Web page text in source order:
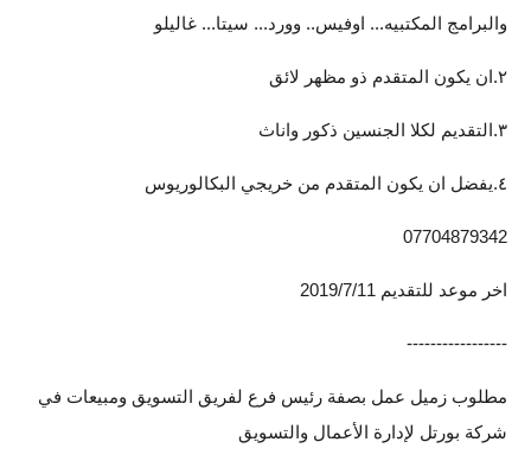
والبرامج المكتبيه... اوفيس.. وورد... سيتا... غاليلو
٢.ان يكون المتقدم ذو مظهر لائق
٣.التقديم لكلا الجنسين ذكور واناث
٤.يفضل ان يكون المتقدم من خريجي البكالوريوس
07704879342
اخر موعد للتقديم 2019/7/11
-----------------
مطلوب زميل عمل بصفة رئيس فرع لفريق التسويق ومبيعات في
شركة بورتل لإدارة الأعمال والتسويق